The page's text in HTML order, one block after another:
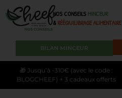
NOS CONSEILS MINCEUR
&RÉÉQUILIBRAGE ALIMENTAIRE
BILAN MINCEUR
🎁 Jusqu’à -310€ (avec le code :
BLOGCHEEF) + 3 cadeaux offerts